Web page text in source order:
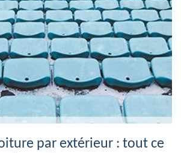
par extérieur : tout ce